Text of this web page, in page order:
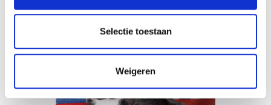
Selectie toestaan
Weigeren